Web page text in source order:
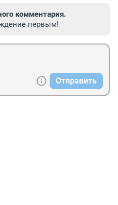
комментария.
первым!
Отправить